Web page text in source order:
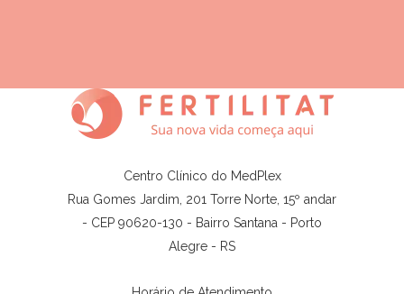
Centro Clínico do MedPlex
Rua Gomes Jardim, 201 Torre Norte, 15º andar
- CEP 90620-130 - Bairro Santana - Porto
Alegre - RS